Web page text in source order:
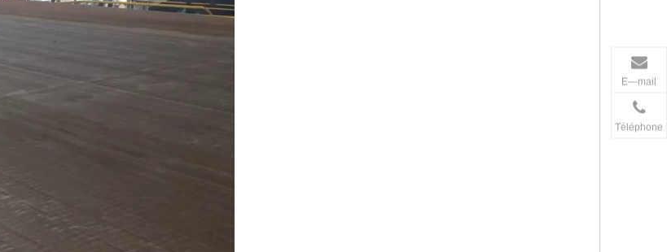
E—mail
Téléphone